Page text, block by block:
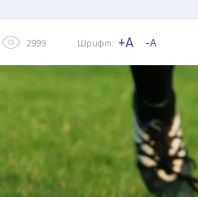
2999 Шрифт: +A -A